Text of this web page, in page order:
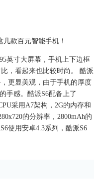
英寸大屏幕，手机上下边框
，看起来也比较时尚。 酷派
更显美观，由于手机的厚度
手感。酷派S6配备上了
采用A7架构，2G的内存和
的分辨率，2800mAh的
使用安卓4.3系列，酷派S6